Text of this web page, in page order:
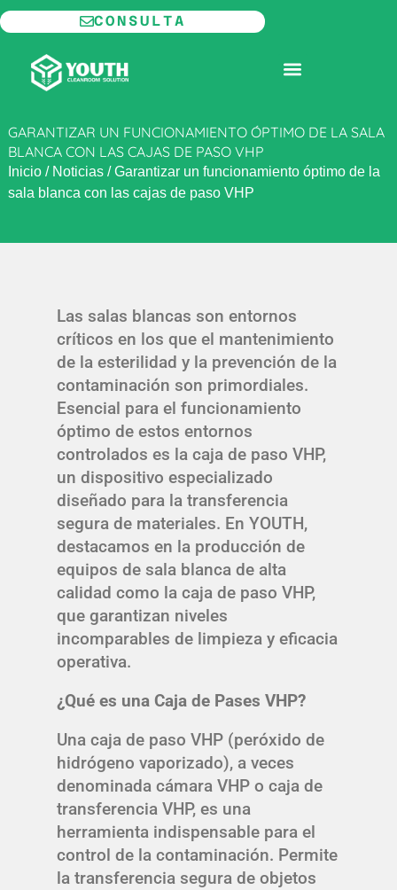
Ir
al
contenido
CONSULTA
GARANTIZAR UN FUNCIONAMIENTO ÓPTIMO DE LA SALA
BLANCA CON LAS CAJAS DE PASO VHP
Inicio/ Noticias/Garantizar un funcionamiento óptimo de la
sala blanca con las cajas de paso VHP
Las salas blancas son entornos
críticos en los que el mantenimiento
de la esterilidad y la prevención de la
contaminación son primordiales.
Esencial para el funcionamiento
óptimo de estos entornos
controlados es la caja de paso VHP,
un dispositivo especializado
diseñado para la transferencia
segura de materiales. En YOUTH,
destacamos en la producción de
equipos de sala blanca de alta
calidad como la caja de paso VHP,
que garantizan niveles
incomparables de limpieza y eficacia
operativa.
¿Qué es una Caja de Pases VHP?
Una caja de paso VHP (peróxido de
hidrógeno vaporizado), a veces
denominada cámara VHP o caja de
transferencia VHP, es una
herramienta indispensable para el
control de la contaminación. Permite
la transferencia segura de objetos